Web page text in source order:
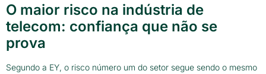
O maior risco na indústria de
telecom: confiança que não se
prova
Segundo a EY, o risco número um do setor segue sendo o mesmo